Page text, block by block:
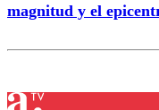
magnitud y el